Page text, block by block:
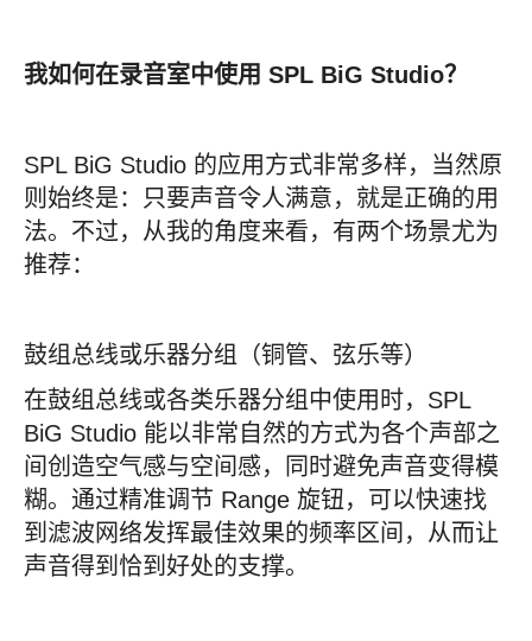
我如何在录音室中使用 SPL BiG Studio？
SPL BiG Studio 的应用方式非常多样，当然原
则始终是：只要声音令人满意，就是正确的用
法。不过，从我的角度来看，有两个场景尤为
推荐：
鼓组总线或乐器分组（铜管、弦乐等）
在鼓组总线或各类乐器分组中使用时，SPL
BiG Studio 能以非常自然的方式为各个声部之
间创造空气感与空间感，同时避免声音变得模
糊。通过精准调节 Range 旋钮，可以快速找
到滤波网络发挥最佳效果的频率区间，从而让
声音得到恰到好处的支撑。